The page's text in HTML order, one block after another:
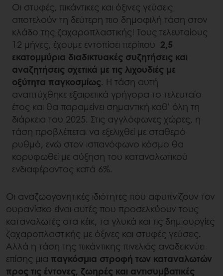
Οι στυφές, πικάντικες και όξινες γεύσεις
αποτελούν τη δεύτερη πιο δημοφιλή τάση στον
κλάδο της ζαχαροπλαστικής! Τους τελευταίους
12 μήνες, έχουμε εντοπίσει περίπου 2,5
εκατομμύρια διαδικτυακές συζητήσεις και
αναζητήσεις σχετικά με τις λιχουδιές με
οξύτητα παγκοσμίως. Η τάση αυτή
αναπτύχθηκε εξαιρετικά γρήγορα το τελευταίο
έτος και θα παραμείνει σημαντική καθ' όλη τη
διάρκεια του 2025. Στις αγγλόφωνες χώρες, η
τάση προβλέπεται να εξελιχθεί με σταθερό
ρυθμό, ενώ στον ισπανόφωνο κόσμο θα
κορυφωθεί με αύξηση του καταναλωτικού
ενδιαφέροντος κατά 6%.
Οι αναζωογονητικές ιδιότητες που αφυπνίζουν τον
ουρανίσκο είναι αυτές που προσελκύουν τους
καταναλωτές στα κέικ, τα γλυκά και τις δημιουργίες
ζαχαροπλαστικής με όξινες και στυφές γεύσεις.
Αλλά η τάση της πικάντικης πινελιάς αναδεικνύει
επίσης μια παγκόσμια στροφή των καταναλωτών
προς τις έντονες, ζωηρές και αντισυμβατικές